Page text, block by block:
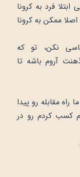
فرد به کرونا
ممکن به کرونا
نکن، تو که
آروم باشه تا
مقابله رو پیدا
کسب کردم رو در